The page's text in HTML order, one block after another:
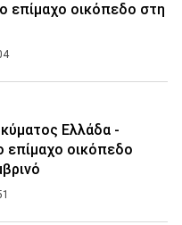
επίμαχο οικόπεδο στη
Ελλάδα -
επίμαχο οικόπεδο